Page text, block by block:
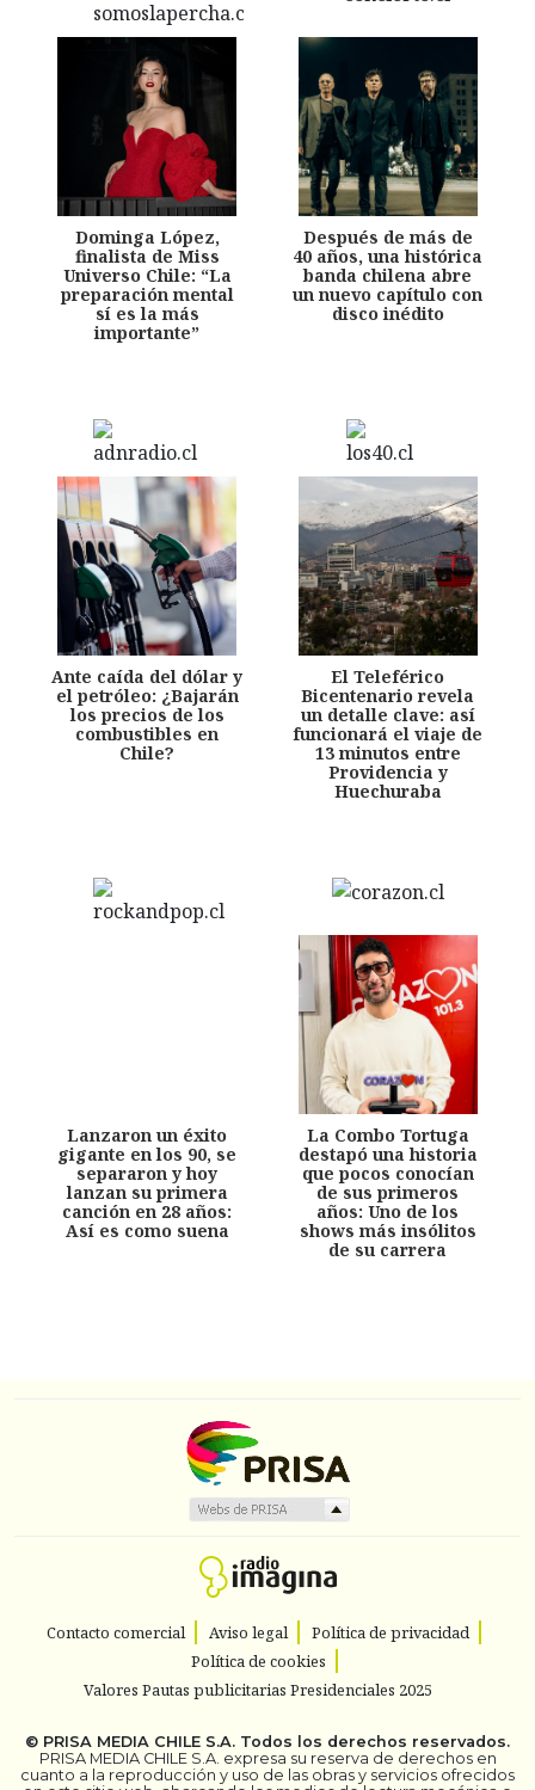
Dominga López,
finalista de Miss
Universo Chile: “La
preparación mental
sí es la más
importante”
Después de más de
40 años, una histórica
banda chilena abre
un nuevo capítulo con
disco inédito
Ante caída del dólar y
el petróleo: ¿Bajarán
los precios de los
combustibles en
Chile?
El Teleférico
Bicentenario revela
un detalle clave: así
funcionará el viaje de
13 minutos entre
Providencia y
Huechuraba
Lanzaron un éxito
gigante en los 90, se
separaron y hoy
lanzan su primera
canción en 28 años:
Así es como suena
La Combo Tortuga
destapó una historia
que pocos conocían
de sus primeros
años: Uno de los
shows más insólitos
de su carrera
Contacto comercial Aviso legal
Política de privacidad
Política de cookies
Valores Pautas publicitarias Presidenciales 2025
© PRISA MEDIA CHILE S.A. Todos los derechos reservados.
PRISA MEDIA CHILE S.A. expresa su reserva de derechos en
cuanto a la reproducción y uso de las obras y servicios ofrecidos